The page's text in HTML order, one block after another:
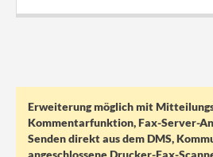
Erweiterung möglich mit
Kommentarfunktion, Fax-Server-
Senden direkt aus dem DMS,